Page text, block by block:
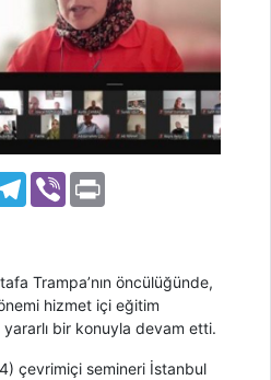
Telegram
Viber
Trampa’nın öncülüğünde,
hizmet içi eğitim
bir konuyla devam etti.
çevrimiçi semineri İstanbul